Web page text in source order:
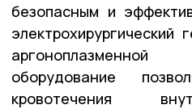
безопасным и
электрохирургический
оборудование
кровотечения